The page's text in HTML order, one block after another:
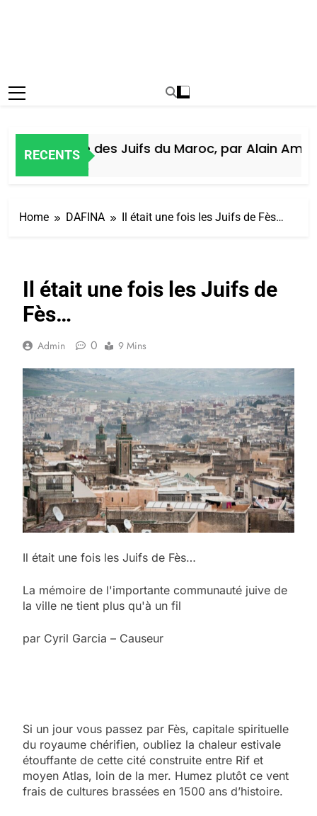
RECENTS
Histoire des Juifs du Maroc, par Alain Amiel
Home DAFINA Il était une fois les Juifs de Fès…
Il était une fois les Juifs de
Fès…
Admin 0 9 Mins
Il était une fois les Juifs de Fès…
La mémoire de l'importante communauté juive de
la ville ne tient plus qu'à un fil
par Cyril Garcia – Causeur
Si un jour vous passez par Fès, capitale spirituelle
du royaume chérifien, oubliez la chaleur estivale
étouffante de cette cité construite entre Rif et
moyen Atlas, loin de la mer. Humez plutôt ce vent
frais de cultures brassées en 1500 ans d’histoire.